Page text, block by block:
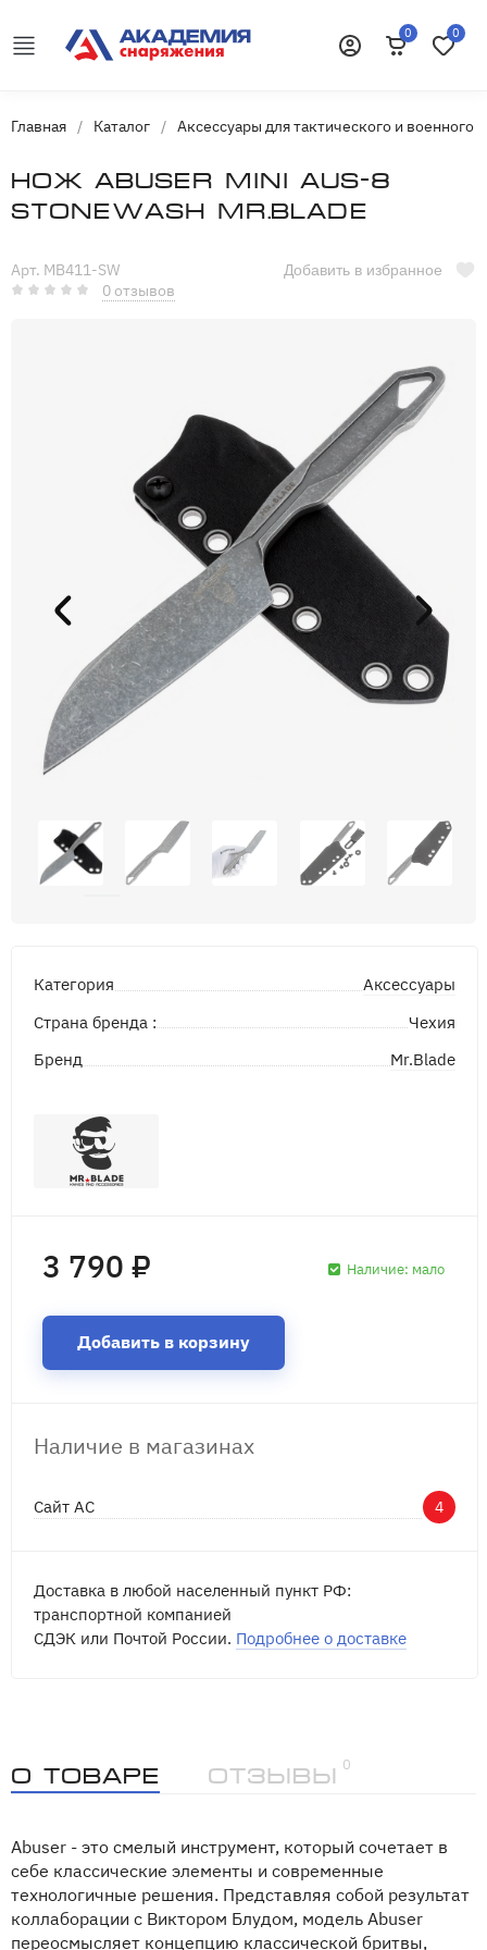
0 0
Главная / Каталог / Аксессуары для тактического и военного
Нож Abuser Mini AUS-8
Stonewash Mr.Blade
Арт. MB411-SW
0 отзывов
Добавить в избранное
Категория
Аксессуары
Страна бренда :
Чехия
Бренд
Mr.Blade
3 790 ₽ Наличие: мало
Добавить в корзину
Наличие в магазинах
Сайт АС 4
Доставка в любой населенный пункт РФ:
транспортной компанией
СДЭК или Почтой России. Подробнее о доставке
О товаре Отзывы
0
Abuser - это смелый инструмент, который сочетает в
себе классические элементы и современные
технологичные решения. Представляя собой результат
коллаборации с Виктором Блудом, модель Abuser
переосмысляет концепцию классической бритвы,